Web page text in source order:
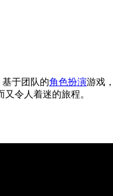
基于团队的角色扮演游戏
令人着迷的旅程。